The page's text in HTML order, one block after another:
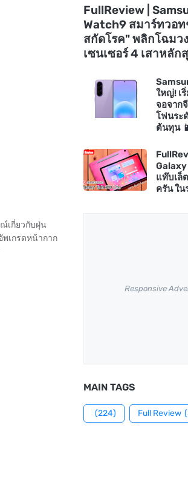
เกี่ยวกับฝุ่น
เกรดหน้ากาก
FullReview |
Watch9 สมาร์ทวอ
สกัดโรค" พลิกโฉมว
เซนเซอร์ 4 เสาหลัก
ใหญ่! เ
จอจาก
โฟนระ
ต้นทุน
Galaxy
แท๊บเล็
ครัน ใ
Responsive
MAIN TAGS
(224) Full Review